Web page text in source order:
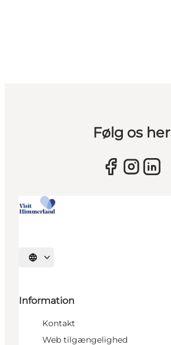
Følg os her
Vælg sprog
Information
Kontakt
Web tilgængelighed